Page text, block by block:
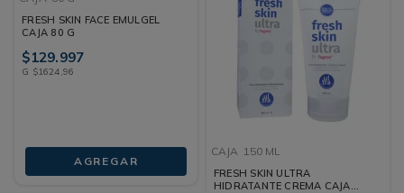
FRESH SKIN FACE EMULGEL
CAJA 80 G
$129.997
G $1624 96
AGREGAR
CAJA 150 ML
FRESH SKIN ULTRA
HIDRATANTE CREMA CAJA